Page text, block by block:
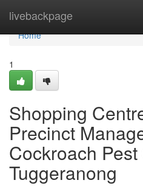
livebackpage
Home
Home
1
Shopping
Precinct
Cockroach
Tuggeranong